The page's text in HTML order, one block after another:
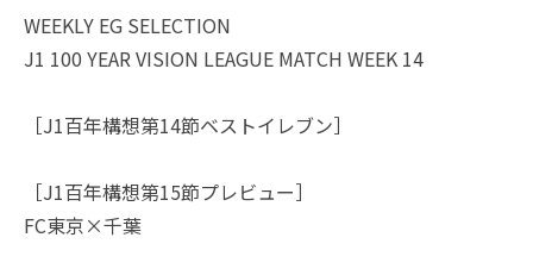
WEEKLY EG SELECTION
J1 100 YEAR VISION LEAGUE MATCH WEEK 14
［J1百年構想第14節ベストイレブン］
［J1百年構想第15節プレビュー］
FC東京×千葉